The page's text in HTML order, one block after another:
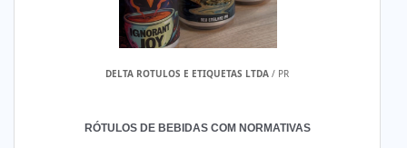
DELTA ROTULOS E ETIQUETAS LTDA / PR
RÓTULOS DE BEBIDAS COM NORMATIVAS